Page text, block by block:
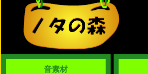
音素材